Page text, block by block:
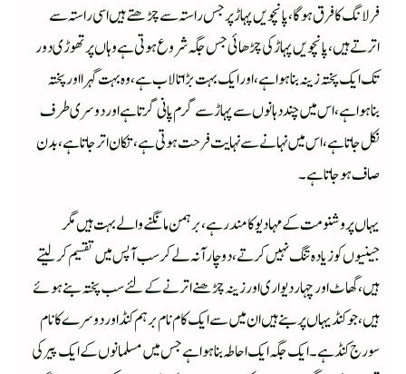
فرلانگ کا فرق ہوگا،پانچویں پہاڑ پر جس راستہ سے چڑھتے ہیں اسی راستہ سے
اترتے ہیں،پانچویں پہاڑ کی چڑھائی جس جگہ شروع ہوتی ہے وہاں پر تھوڑی دور
تک ایک پختہ زینہ بنا ہوا ہے،اور ایک بہت بڑا تالاب ہے،وہ بہت گہرا اور پختہ
بناہوا ہے،اس میں چند دہانوں سےپہاڑ سے گرم پانی گرتا ہے اور دوسری طرف
نکل جاتا ہے،اس میں نہانے سے نہایت فرحت ہوتی ہے ، تکان اترجاتاہے ،بدن
صاف ہوجاتا ہے۔
یہاں پر وشنو مت کے مہادیو کا مندر ہے ،برہمن مانگنے والے بہت ہیں مگر
جینیوں کو زیادہ تنگ نہیں کرتے ،دوچار آنہ لے کر سب آپس میں تقسیم کرلیتے
ہیں،گھاٹ اور چہار دیواری اور زینہ چڑھنے اترنے کے لئے سب پختہ بنے ہوئے
ہیں،جو کنڈ یہاں پر بنے ہیں ان میں سے ایک کام نام برہم کنڈ اور دوسرے کانام
سورج کنڈ ہے۔ایک جگہ ایک احاطہ بناہوا ہے جس میں مسلمانوں کے ایک پیر کی